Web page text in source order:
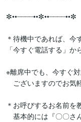
✼••┈┈┈┈••✼••┈┈┈┈••✼
＊待機中であれば、今
「今すぐ電話する」か
※離席中でも、今すぐ
ございますのでお気
＊お呼びするお名前を
基本的には『〇〇さ